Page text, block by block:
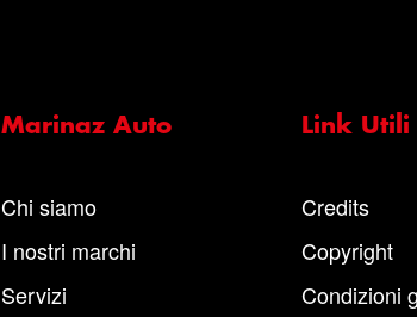
Marinaz Auto
Chi siamo
I nostri marchi
Servizi
Link Utili
Credits
Copyright
Condizioni